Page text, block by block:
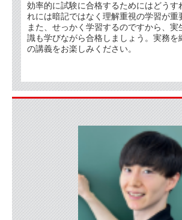
効率的に試験に合格するためにはどうす
れには暗記ではなく理解重視の学習が重
また、せっかく学習するのですから、実
識も学びながら合格しましょう。実務を
の講義をお楽しみください。